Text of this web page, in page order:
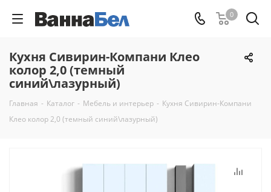
0
Кухня Сивирин-Компани Клео
колор 2,0 (темный
синий\лазурный)
Главная - Каталог - Мебель и интерьер - Кухня Сивирин-Компани
Клео колор 2,0 (темный синий\лазурный)